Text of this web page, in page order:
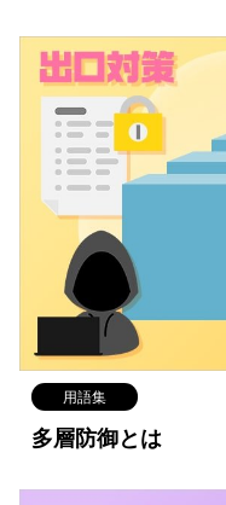
用語集
多層防御とは